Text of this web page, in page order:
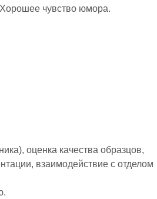
чувство юмора.
оценка качества образцов,
взаимодействие с отделом